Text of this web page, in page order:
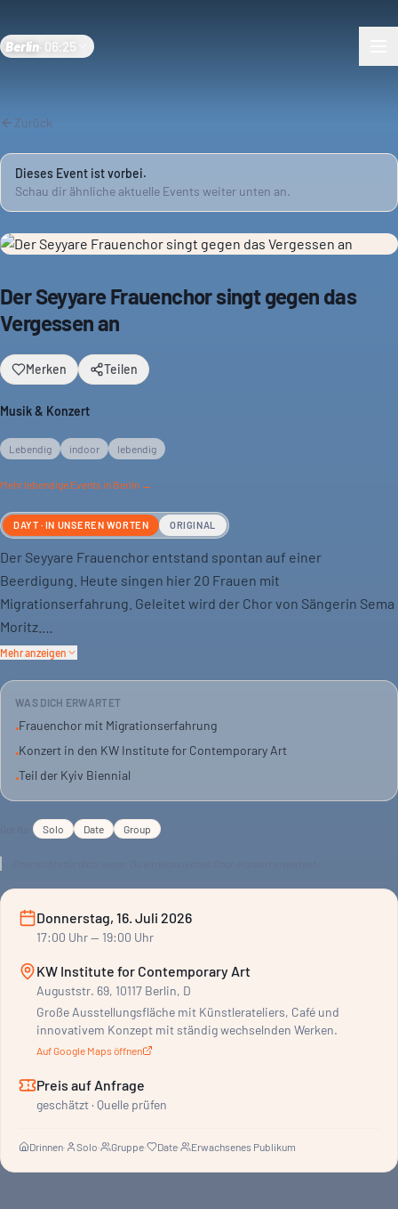
Berlin 06:25
Zurück
Dieses Event ist vorbei.
Schau dir ähnliche aktuelle Events weiter unten an.
Der Seyyare Frauenchor singt gegen das
Vergessen an
Merken Teilen
Musik & Konzert
Lebendig indoor lebendig
Mehr lebendige Events in Berlin →
DAYT · IN UNSEREN WORTEN ORIGINAL
Der Seyyare Frauenchor entstand spontan auf einer
Beerdigung. Heute singen hier 20 Frauen mit
Migrationserfahrung. Geleitet wird der Chor von Sängerin Sema
Moritz.
Konzert ist Teil der Kyiv Biennial.
Der Chor singt gegen das Vergessen an. Eine musikalische
anregt.
Mehr anzeigen
WAS DICH ERWARTET
•Frauenchor mit Migrationserfahrung
•Konzert in den KW Institute for Contemporary Art
•Teil der Kyiv Biennial
Solo Date Group
Donnerstag, 16. Juli 2026
17:00 Uhr— 19:00 Uhr
KW Institute for Contemporary Art
Auguststr. 69, 10117 Berlin, D
Große Ausstellungsfläche mit Künstlerateliers, Café und
innovativem Konzept mit ständig wechselnden Werken.
Auf Google Maps öffnen
Preis auf Anfrage
geschätzt · Quelle prüfen
Drinnen· Solo· Gruppe· Date· Erwachsenes Publikum